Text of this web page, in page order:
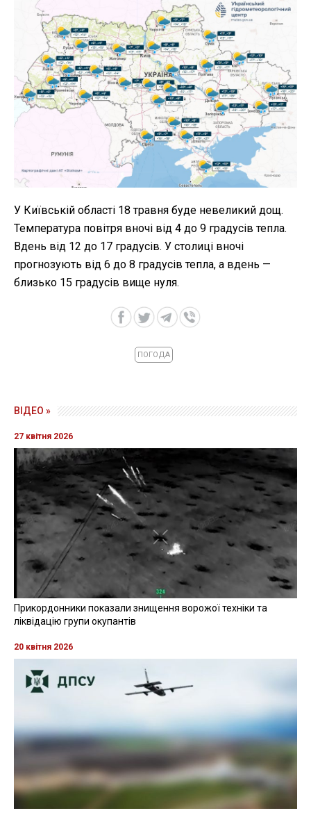
У Київській області 18 травня буде невеликий дощ.
Температура повітря вночі від 4 до 9 градусів тепла.
Вдень від 12 до 17 градусів. У столиці вночі
прогнозують від 6 до 8 градусів тепла, а вдень —
близько 15 градусів вище нуля.
ПОГОДА
ВІДЕО »
27 квітня 2026
Прикордонники показали знищення ворожої техніки та
ліквідацію групи окупантів
20 квітня 2026